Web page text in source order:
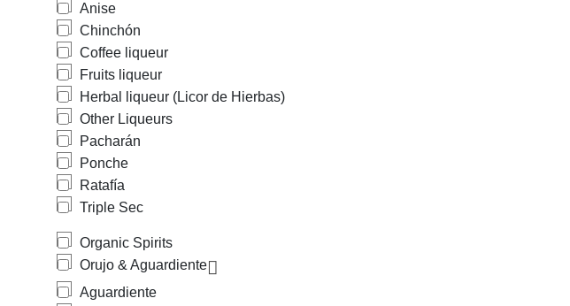
Anise
Chinchón
Coffee liqueur
Fruits liqueur
Herbal liqueur (Licor de Hierbas)
Other Liqueurs
Pacharán
Ponche
Ratafía
Triple Sec
Organic Spirits
Orujo & Aguardiente
Aguardiente